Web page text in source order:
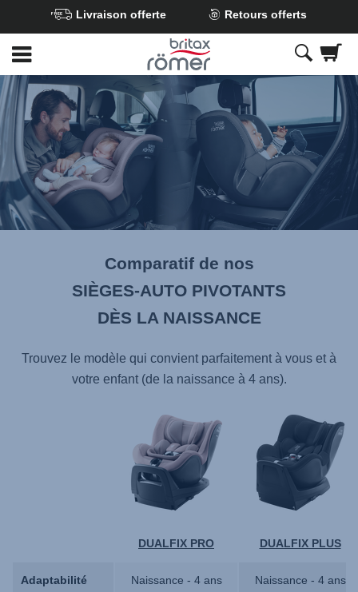
au
contenu
principal
Livraison offerte Retours offerts
Comparatif de nos
SIÈGES-AUTO PIVOTANTS
DÈS LA NAISSANCE
Trouvez le modèle qui convient parfaitement à vous et à
votre enfant (de la naissance à 4 ans).
DUALFIX PRO DUALFIX PLUS
Adaptabilité
Naissance - 4 ans
Naissance - 4 ans
Adaptabilité